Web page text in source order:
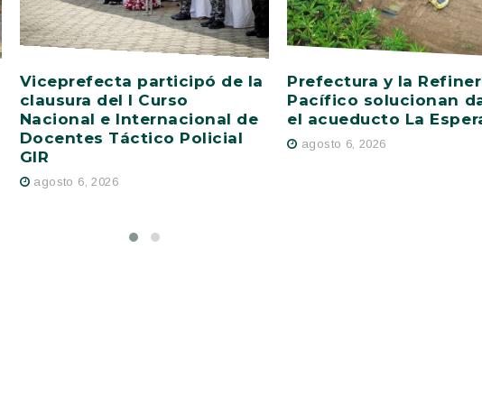
Viceprefecta participó de la
clausura del I Curso
Nacional e Internacional de
Docentes Táctico Policial
GIR
agosto 6, 2026
Prefectura y la
Pacífico solucionan
el acueducto La
agosto 6, 2026